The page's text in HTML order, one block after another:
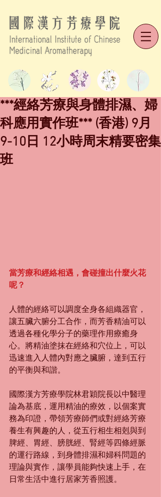
***經絡芳療與身體排濕、婦
科應用實作班*** (香港) 9月
9-10日 12小時周末精要密集
班
當芳療和經絡相遇，會碰撞出什麼火花
呢？
人體的經絡可以調度全身各組織器官，
讓五臟六腑分工合作，而芳香精油可以
透過各種化學分子的藥理作用療癒身
心。將精油塗抹在經絡和穴位上，可以
迅速進入人體內對應之臟腑，達到五行
的平衡與和諧。
國際漢方芳療學院林君穎院長以中醫理
論為基底，運用精油的療效，以個案實
務為印證，帶領芳療師們或對經絡芳療
養生有興趣的人，從五行相生相剋與到
脾經、胃經、膀胱經、腎經等四條經脈
的運行路線，到身體排濕和婦科問題的
理論與實作，讓學員能夠快速上手，在
日常生活中進行居家芳香照護。